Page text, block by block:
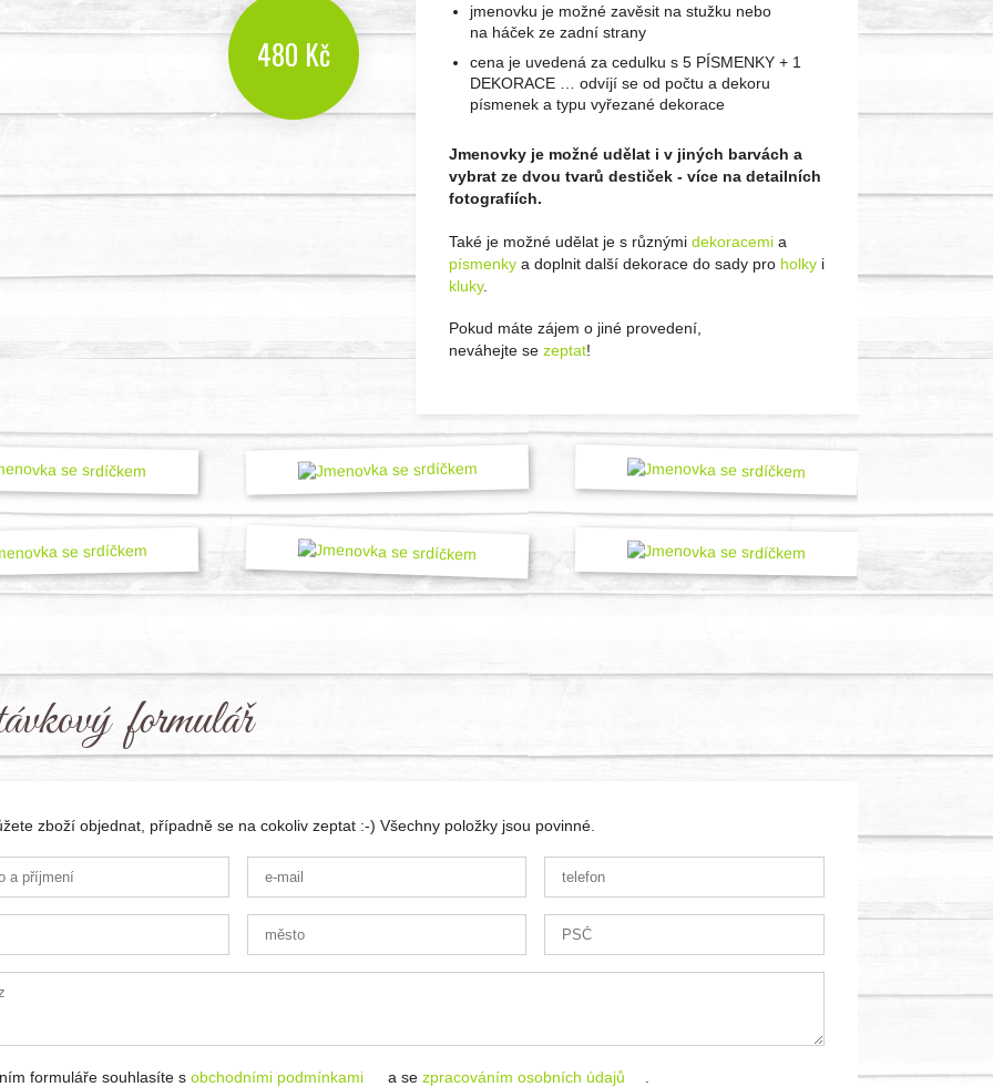
480 Kč
jmenovku je možné zavěsit na stužku nebo
na háček ze zadní strany
cena je uvedená za cedulku s 5 PÍSMENKY + 1
DEKORACE … odvíjí se od počtu a dekoru
písmenek a typu vyřezané dekorace
Jmenovky je možné udělat i v jiných barvách a
vybrat ze dvou tvarů destiček - více na detailních
fotografiích.
Také je možné udělat je s různými dekoracemia
písmenkya doplnit další dekorace do sady pro holkyi
kluky.
Pokud máte zájem o jiné provedení,
neváhejte se zeptat!
formulář
zboží objednat, případně se na cokoliv zeptat :-) Všechny položky jsou povinné.
formuláře souhlasíte s obchodními podmínkami a se zpracováním osobních údajů